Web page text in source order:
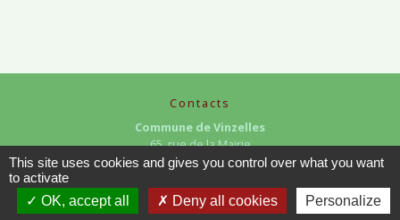
Contacts
Commune de Vinzelles
65, rue de la Mairie
71680 Vinzelles - FRANCE
Contact par formulaire
This site uses cookies and gives you control over what you want
to activate
OK, accept all
Deny all cookies Personalize